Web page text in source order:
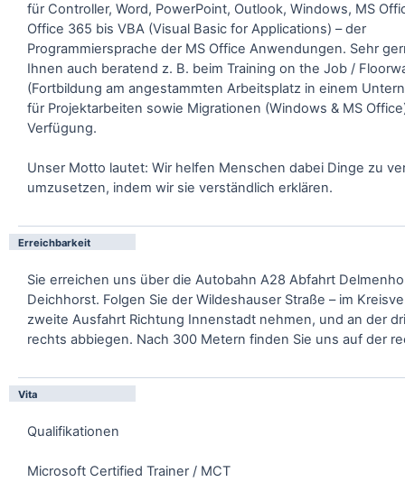
für Controller, Word, PowerPoint, Outlook, Windows, MS
Office 365 bis VBA (Visual Basic for Applications) – der
Programmiersprache der MS Office Anwendungen. Sehr
Ihnen auch beratend z. B. beim Training on the Job /
(Fortbildung am angestammten Arbeitsplatz in einem
für Projektarbeiten sowie Migrationen (Windows & MS
Verfügung.
Unser Motto lautet: Wir helfen Menschen dabei Dinge zu
umzusetzen, indem wir sie verständlich erklären.
Erreichbarkeit
Sie erreichen uns über die Autobahn A28 Abfahrt
Deichhorst. Folgen Sie der Wildeshauser Straße – im
zweite Ausfahrt Richtung Innenstadt nehmen, und an der
rechts abbiegen. Nach 300 Metern finden Sie uns auf der
Vita
Qualifikationen
Microsoft Certified Trainer / MCT